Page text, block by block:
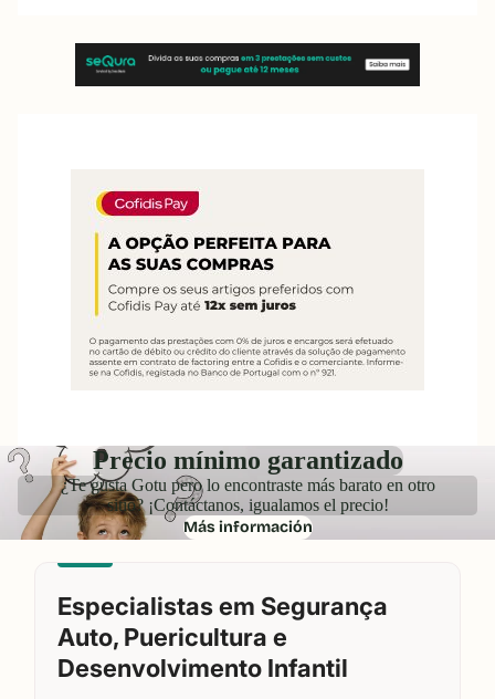
Precio mínimo garantizado
¿Te gusta Gotu pero lo encontraste más barato en otro
sitio? ¡Contáctanos, igualamos el precio!
Más información
Especialistas em Segurança
Auto, Puericultura e
Desenvolvimento Infantil